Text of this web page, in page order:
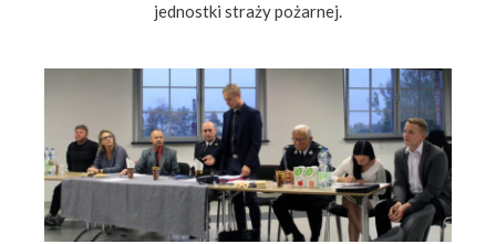
jednostki straży pożarnej.